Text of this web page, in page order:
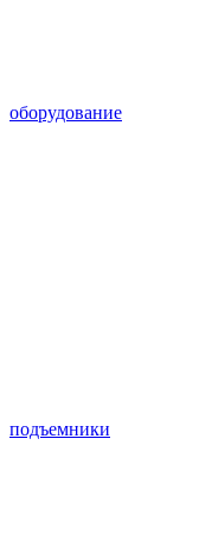
оборудование
подъемники